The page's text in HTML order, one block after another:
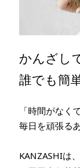
かんざし
誰でも簡
「時間がなく
毎日を頑張る
KANZASHIは